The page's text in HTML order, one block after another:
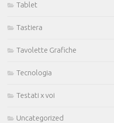
Tablet
Tastiera
Tavolette Grafiche
Tecnologia
Testati x voi
Uncategorized